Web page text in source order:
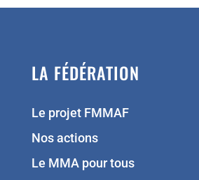
LA FÉDÉRATION
Le projet FMMAF
Nos actions
Le MMA pour tous